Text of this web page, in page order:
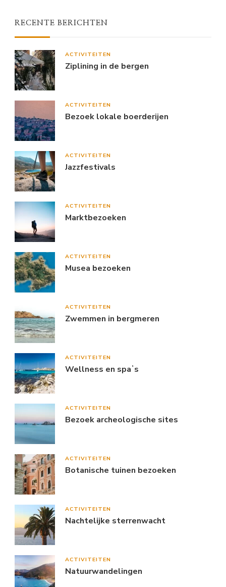
RECENTE BERICHTEN
ACTIVITEITEN
Ziplining in de bergen
ACTIVITEITEN
Bezoek lokale boerderijen
ACTIVITEITEN
Jazzfestivals
ACTIVITEITEN
Marktbezoeken
ACTIVITEITEN
Musea bezoeken
ACTIVITEITEN
Zwemmen in bergmeren
ACTIVITEITEN
Wellness en spaʼs
ACTIVITEITEN
Bezoek archeologische sites
ACTIVITEITEN
Botanische tuinen bezoeken
ACTIVITEITEN
Nachtelijke sterrenwacht
ACTIVITEITEN
Natuurwandelingen